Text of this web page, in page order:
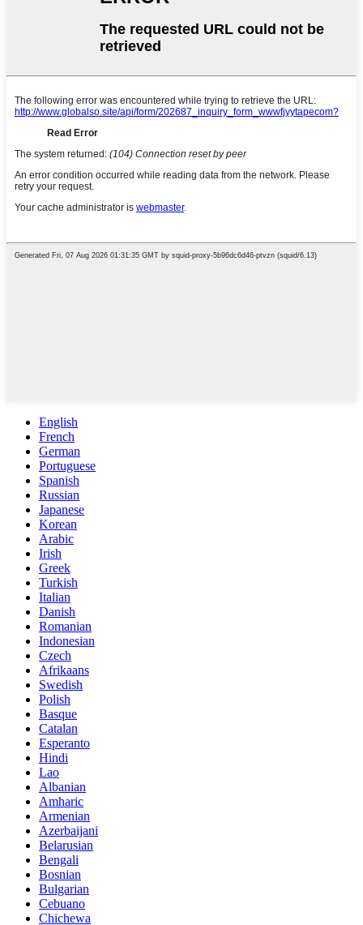
English
French
German
Portuguese
Spanish
Russian
Japanese
Korean
Arabic
Irish
Greek
Turkish
Italian
Danish
Romanian
Indonesian
Czech
Afrikaans
Swedish
Polish
Basque
Catalan
Esperanto
Hindi
Lao
Albanian
Amharic
Armenian
Azerbaijani
Belarusian
Bengali
Bosnian
Bulgarian
Cebuano
Chichewa